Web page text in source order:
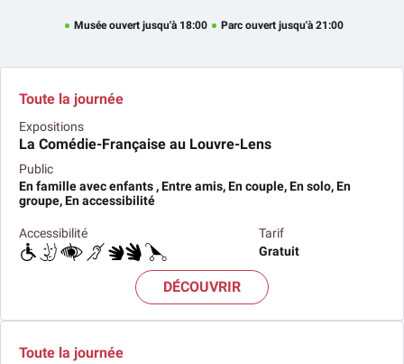
Musée ouvert jusqu'à 18:00 Parc ouvert jusqu'à 21:00
Toute la journée
Expositions
La Comédie-Française au Louvre-Lens
Public
En famille avec enfants , Entre amis, En couple, En solo, En
groupe, En accessibilité
Tarif
Gratuit
Accessibilité
DÉCOUVRIR
Toute la journée